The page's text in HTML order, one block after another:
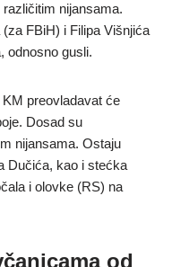
nijansama.
FBiH) i Filipa Višnjića
odnosno gusli.
preovladavat će
Dosad su
nijansama. Ostaju
Dučića, kao i stećka
i olovke (RS) na
od